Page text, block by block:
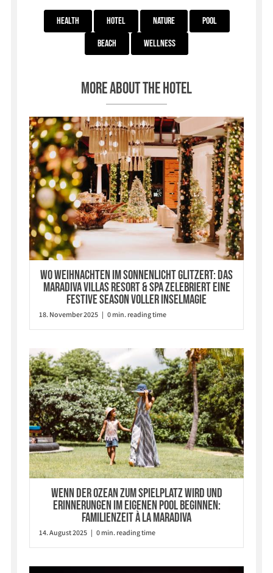
Health Hotel Nature
Pool
Beach
Wellness
More about the hotel
Wo Weihnachten im Sonnenlicht glitzert: Das
Maradiva Villas Resort & Spa zelebriert eine
Festive Season voller Inselmagie
18. November 2025 | 0 min. reading time
Wenn der Ozean zum Spielplatz wird und
Erinnerungen im eigenen Pool beginnen:
Familienzeit à la Maradiva
14. August 2025 | 0 min. reading time